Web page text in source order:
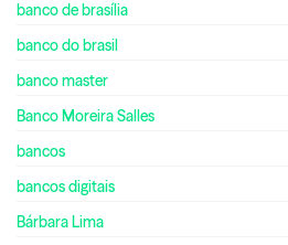
banco de brasília
banco do brasil
banco master
Banco Moreira Salles
bancos
bancos digitais
Bárbara Lima